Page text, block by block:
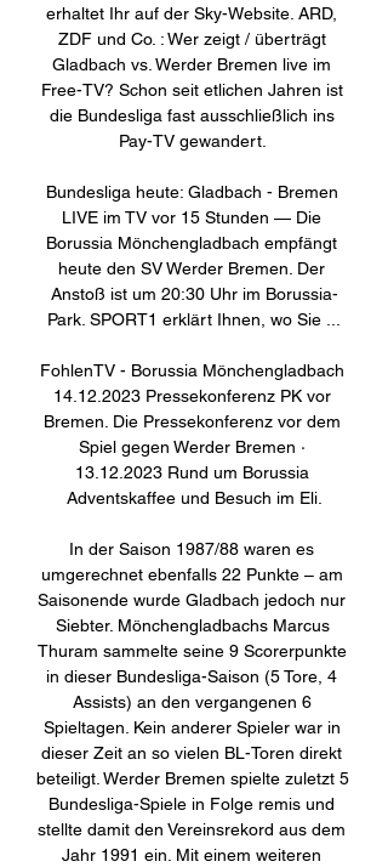
erhaltet Ihr auf der Sky-Website. ARD,
ZDF und Co. : Wer zeigt / überträgt
Gladbach vs. Werder Bremen live im
Free-TV? Schon seit etlichen Jahren ist
die Bundesliga fast ausschließlich ins
Pay-TV gewandert.
Bundesliga heute: Gladbach - Bremen
LIVE im TV vor 15 Stunden — Die
Borussia Mönchengladbach empfängt
heute den SV Werder Bremen. Der
Anstoß ist um 20:30 Uhr im Borussia-
Park. SPORT1 erklärt Ihnen, wo Sie ...
FohlenTV - Borussia Mönchengladbach
14.12.2023 Pressekonferenz PK vor
Bremen. Die Pressekonferenz vor dem
Spiel gegen Werder Bremen ·
13.12.2023 Rund um Borussia
Adventskaffee und Besuch im Eli.
In der Saison 1987/88 waren es
umgerechnet ebenfalls 22 Punkte – am
Saisonende wurde Gladbach jedoch nur
Siebter. Mönchengladbachs Marcus
Thuram sammelte seine 9 Scorerpunkte
in dieser Bundesliga-Saison (5 Tore, 4
Assists) an den vergangenen 6
Spieltagen. Kein anderer Spieler war in
dieser Zeit an so vielen BL-Toren direkt
beteiligt. Werder Bremen spielte zuletzt 5
Bundesliga-Spiele in Folge remis und
stellte damit den Vereinsrekord aus dem
Jahr 1991 ein. Mit einem weiteren